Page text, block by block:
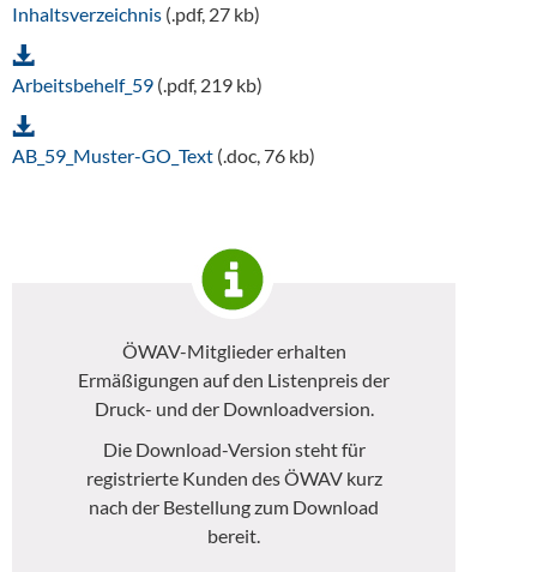
Inhaltsverzeichnis (.pdf, 27 kb)
Arbeitsbehelf_59 (.pdf, 219 kb)
AB_59_Muster-GO_Text (.doc, 76 kb)
ÖWAV-Mitglieder erhalten
Ermäßigungen auf den Listenpreis der
Druck- und der Downloadversion.
Die Download-Version steht für
registrierte Kunden des ÖWAV kurz
nach der Bestellung zum Download
bereit.